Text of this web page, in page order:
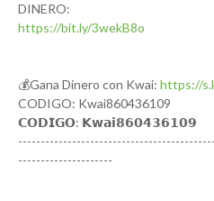
DINERO:
https://bit.ly/3wekB8o
💰Gana Dinero con Kwai: https://
CODIGO: Kwai860436109
𝗖𝗢𝗗𝗜𝗚𝗢: 𝗞𝘄𝗮𝗶𝟴𝟲𝟬𝟰𝟯𝟲𝟭𝟬𝟵
---------------------